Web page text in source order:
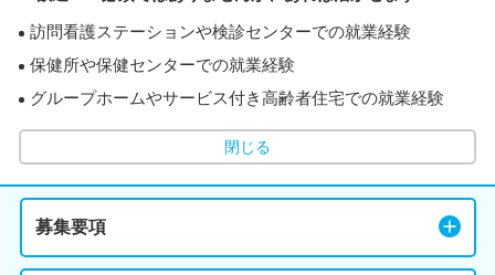
訪問看護ステーションや検診センターでの就業経験
保健所や保健センターでの就業経験
グループホームやサービス付き高齢者住宅での就業経験
閉じる
募集要項